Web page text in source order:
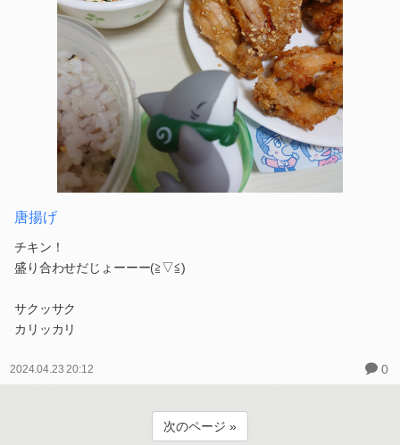
唐揚げ
チキン！
盛り合わせだじょーーー(≧▽≦)
サクッサク
カリッカリ
2024.04.23 20:12 0
次のページ »